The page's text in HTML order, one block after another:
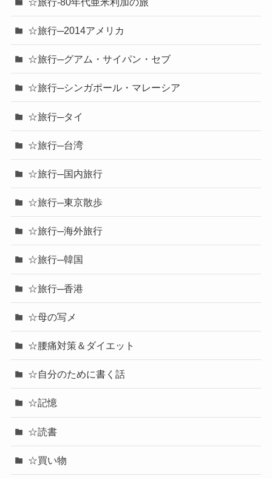
☆旅行─2014アメリカ
☆旅行─グアム・サイパン・セブ
☆旅行─シンガポール・マレーシア
☆旅行─タイ
☆旅行─台湾
☆旅行─国内旅行
☆旅行─東京散歩
☆旅行─海外旅行
☆旅行─韓国
☆旅行─香港
☆母の写メ
☆腰痛対策＆ダイエット
☆自分のために書く話
☆記憶
☆読書
☆買い物